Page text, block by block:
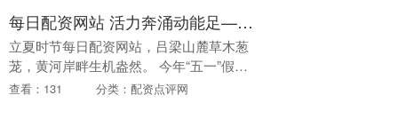
每日配资网站 活力奔涌动能足——从“五一”假期触摸吕梁经济高质量发展脉动
立夏时节每日配资网站，吕梁山麓草木葱
茏，黄河岸畔生机盎然。 今年“五一”假
期，吕梁大地处处涌动着发展的活力。从
查看：131 分类：配资点评网